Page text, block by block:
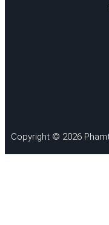
Copyright © 2026